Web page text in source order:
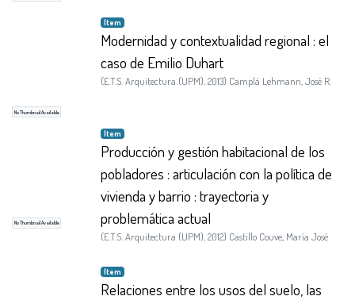
No Thumbnail Available
Item
Modernidad y contextualidad regional : el
caso de Emilio Duhart
(E.T.S. Arquitectura (UPM) 2013) Camplá Lehmann, José R.
No Thumbnail Available
Item
Producción y gestión habitacional de los
pobladores : articulación con la política de
vivienda y barrio : trayectoria y
problemática actual
(E.T.S. Arquitectura (UPM) 2012) Castillo Couve, María José
Item
Relaciones entre los usos del suelo, las